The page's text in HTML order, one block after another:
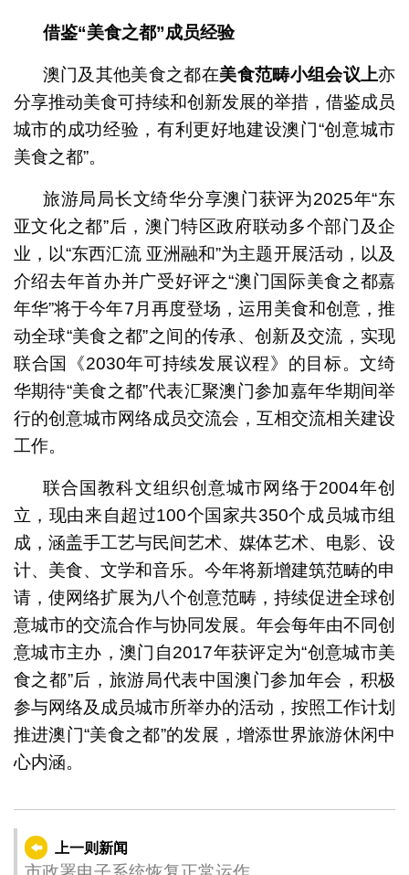
借鉴“美食之都”成员经验
澳门及其他美食之都在美食范畴小组会议上亦
分享推动美食可持续和创新发展的举措，借鉴成员
城市的成功经验，有利更好地建设澳门“创意城市
美食之都”。
旅游局局长文绮华分享澳门获评为2025年“东
亚文化之都”后，澳门特区政府联动多个部门及企
业，以“东西汇流 亚洲融和”为主题开展活动，以及
介绍去年首办并广受好评之“澳门国际美食之都嘉
年华”将于今年7月再度登场，运用美食和创意，推
动全球“美食之都”之间的传承、创新及交流，实现
联合国《2030年可持续发展议程》的目标。文绮
华期待“美食之都”代表汇聚澳门参加嘉年华期间举
行的创意城市网络成员交流会，互相交流相关建设
工作。
联合国教科文组织创意城市网络于2004年创
立，现由来自超过100个国家共350个成员城市组
成，涵盖手工艺与民间艺术、媒体艺术、电影、设
计、美食、文学和音乐。今年将新增建筑范畴的申
请，使网络扩展为八个创意范畴，持续促进全球创
意城市的交流合作与协同发展。年会每年由不同创
意城市主办，澳门自2017年获评定为“创意城市美
食之都”后，旅游局代表中国澳门参加年会，积极
参与网络及成员城市所举办的活动，按照工作计划
推进澳门“美食之都”的发展，增添世界旅游休闲中
心内涵。
上一则新闻